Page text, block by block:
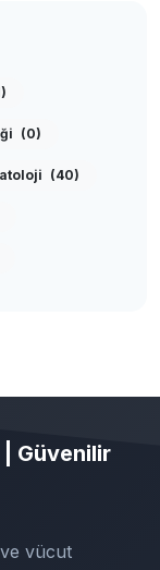
(0)
(40)
Güvenilir
vücut